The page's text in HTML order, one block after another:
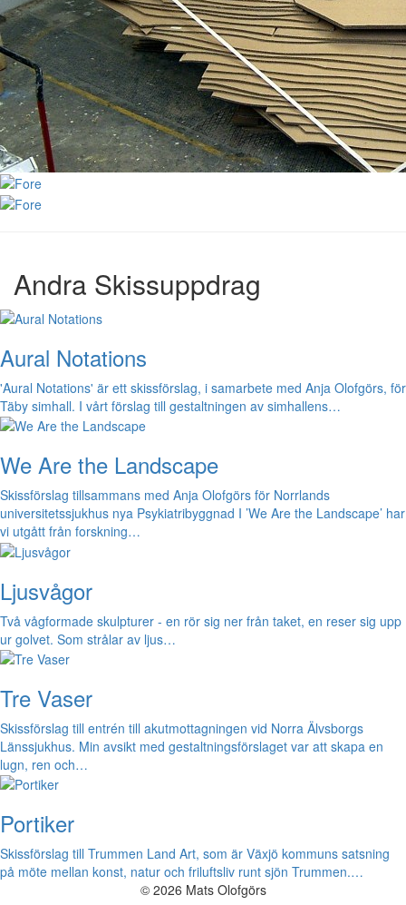
Andra Skissuppdrag
Aural Notations
'Aural Notations' är ett skissförslag, i samarbete med Anja Olofgörs, för
Täby simhall. I vårt förslag till gestaltningen av simhallens…
We Are the Landscape
Skissförslag tillsammans med Anja Olofgörs för Norrlands
universitetssjukhus nya Psykiatribyggnad I ’We Are the Landscape’ har
vi utgått från forskning…
Ljusvågor
Två vågformade skulpturer - en rör sig ner från taket, en reser sig upp
ur golvet. Som strålar av ljus…
Tre Vaser
Skissförslag till entrén till akutmottagningen vid Norra Älvsborgs
Länssjukhus. Min avsikt med gestaltningsförslaget var att skapa en
lugn, ren och…
Portiker
Skissförslag till Trummen Land Art, som är Växjö kommuns satsning
på möte mellan konst, natur och friluftsliv runt sjön Trummen.…
© 2026 Mats Olofgörs